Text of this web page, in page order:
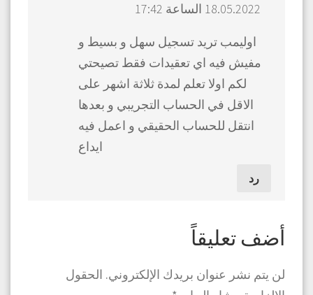
18.05.2022 الساعة 17:42
اوليمب تريد تسجيل سهل و بسيط و
مفيش فيه اي تعقيدات فقط تصيحتي
لكم اولا تعلم لمدة ثلاثة اشهر على
الاقل في الحساب التجريبي و بعدها
انتقل للحساب الحقيقي و اعمل فيه
ايداع
رد
أضف تعليقاً
لن يتم نشر عنوان بريدك الإلكتروني. الحقول